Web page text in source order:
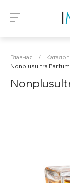
Главная / Каталог
Nonplusultra Parfum